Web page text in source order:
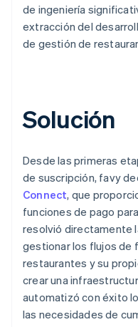
de ingeniería
extracción del
de gestión de
Solución
Desde las primeras
de suscripción, favy
Connect, que
funciones de pago
resolvió directamente
gestionar los flujos de
restaurantes y su
crear una
automatizó con éxito
las necesidades de